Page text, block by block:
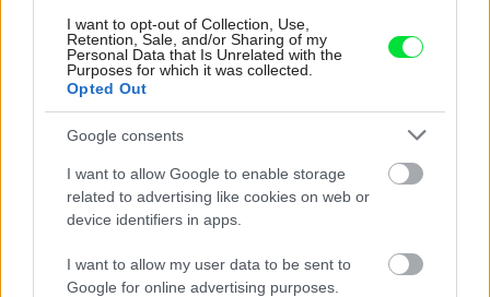
I want to opt-out of Collection, Use,
Retention, Sale, and/or Sharing of my
Personal Data that Is Unrelated with the
Purposes for which it was collected.
Opted Out
Google consents
I want to allow Google to enable storage
related to advertising like cookies on web or
device identifiers in apps.
I want to allow my user data to be sent to
Google for online advertising purposes.